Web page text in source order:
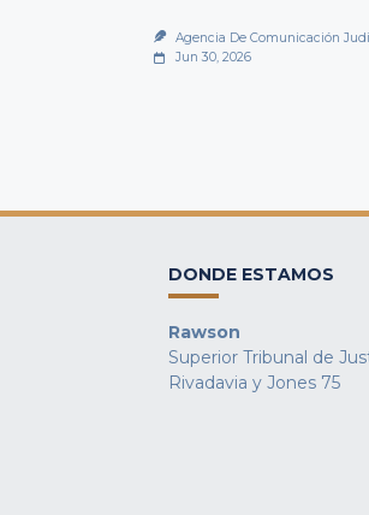
Agencia De Comunicación
Jun 30, 2026
DONDE ESTAMOS
Rawson
Superior Tribunal de
Rivadavia y Jones 75